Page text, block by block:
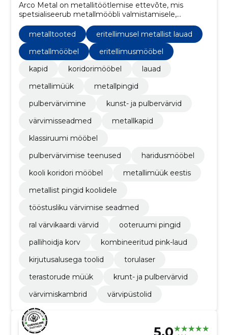
Arco Metal on metallitöötlemise ettevõte, mis
spetsialiseerub metallmööbli valmistamisele,
metallpindade viimistlemisele, toru laserlõikuse
teenustele ja torumaterjali müügile.
metalltooted
eritellimusel metallist lauad
metallmööbel
eritellimusmööbel
kapid
koridorimööbel
lauad
metallimüük
metallpingid
pulbervärvimine
kunst- ja pulbervärvid
värvimisseadmed
metallkapid
klassiruumi mööbel
pulbervärvimise teenused
haridusmööbel
kooli koridori mööbel
metallimüük eestis
metallist pingid koolidele
tööstusliku värvimise seadmed
ral värvikaardi värvid
ooteruumi pingid
pallihoidja korv
kombineeritud pink-laud
kirjutusalusega toolid
torulaser
terastorude müük
krunt- ja pulbervärvid
värvimiskambrid
värvipüstolid